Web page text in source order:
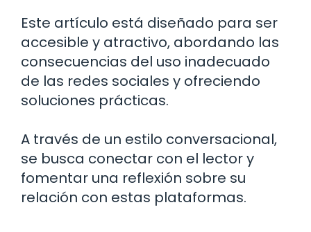
Este artículo está diseñado para ser
accesible y atractivo, abordando las
consecuencias del uso inadecuado
de las redes sociales y ofreciendo
soluciones prácticas.
A través de un estilo conversacional,
se busca conectar con el lector y
fomentar una reflexión sobre su
relación con estas plataformas.